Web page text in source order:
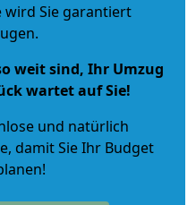
wird Sie garantiert
weit sind, Ihr Umzug
wartet auf Sie!
und natürlich
, damit Sie Ihr Budget